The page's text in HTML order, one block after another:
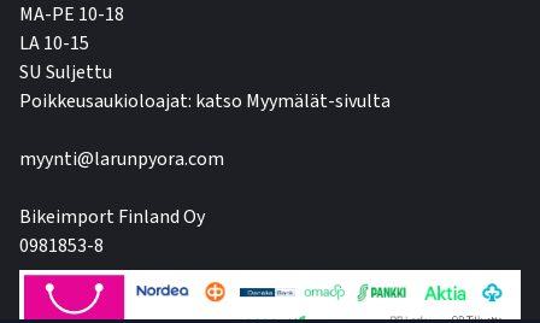
MA-PE 10-18
LA 10-15
SU Suljettu
Poikkeusaukioloajat: katso Myymälät-sivulta
myynti@larunpyora.com
Bikeimport Finland Oy
0981853-8